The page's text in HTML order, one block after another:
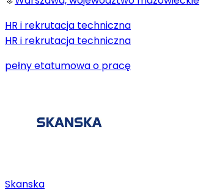
HR i rekrutacja techniczna
HR i rekrutacja techniczna
pełny etatumowa o pracę
Skanska